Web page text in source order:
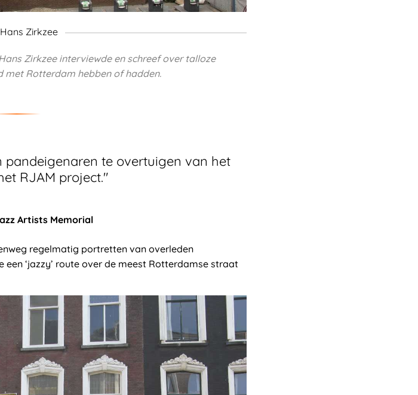
Zirkzee
Zirkzee interviewde en schreef over talloze
met Rotterdam hebben of hadden.
te overtuigen van het
RJAM project."
Artists Memorial
regelmatig portretten van overleden
‘jazzy’ route over de meest Rotterdamse straat